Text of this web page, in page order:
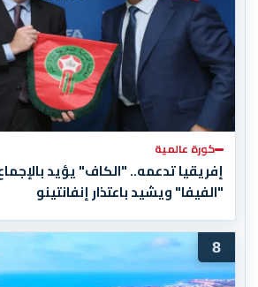
كورة عالمية
إفريقيا تدعمه.. "الكاف" يؤيد
"الفيفا" ويشيد باعتذار إنفانتينو
8